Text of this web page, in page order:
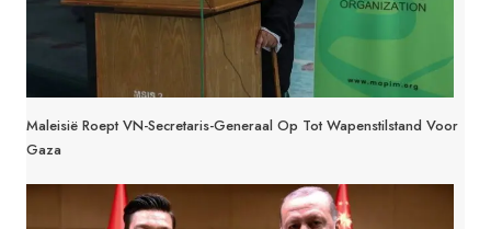
Maleisië Roept VN-Secretaris-Generaal Op Tot Wapenstilstand Voor
Gaza